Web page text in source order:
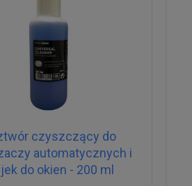
czyszczący do
automatycznych i
do okien - 200 ml